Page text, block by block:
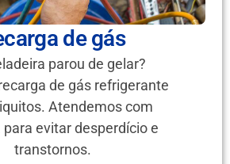
de gás
parou de gelar?
de gás refrigerante
Atendemos com
para evitar desperdício e
transtornos.